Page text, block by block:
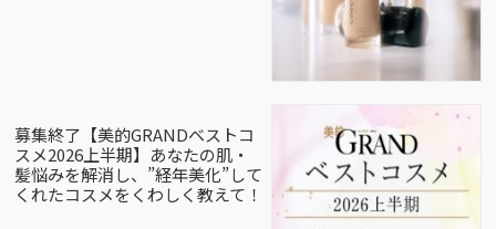
募集終了【美的GRANDベストコ
スメ2026上半期】あなたの肌・
髪悩みを解消し、”経年美化”して
くれたコスメをくわしく教えて！